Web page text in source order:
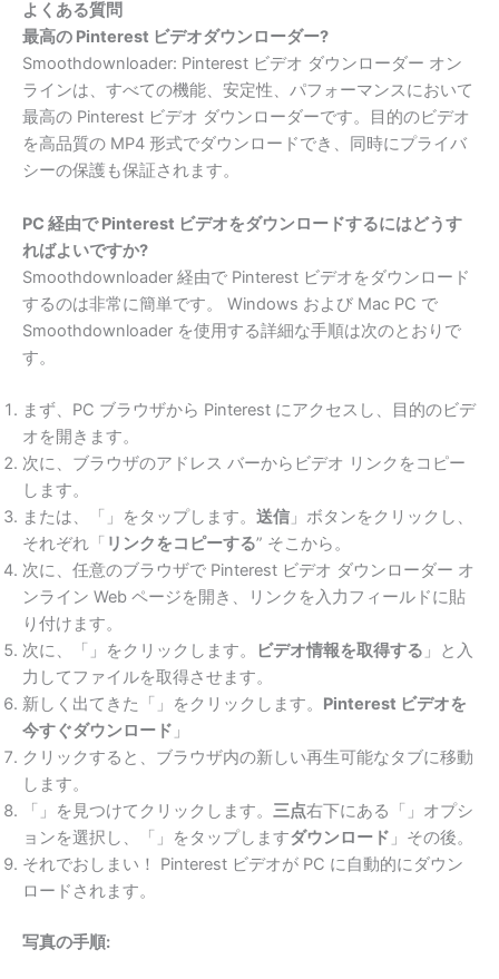
よくある質問
最高の Pinterest ビデオダウンローダー?
Smoothdownloader: Pinterest ビデオ ダウンローダー オン
ラインは、すべての機能、安定性、パフォーマンスにおいて
最高の Pinterest ビデオ ダウンローダーです。目的のビデオ
を高品質の MP4 形式でダウンロードでき、同時にプライバ
シーの保護も保証されます。
PC 経由で Pinterest ビデオをダウンロードするにはどうす
ればよいですか?
Smoothdownloader 経由で Pinterest ビデオをダウンロード
するのは非常に簡単です。 Windows および Mac PC で
Smoothdownloader を使用する詳細な手順は次のとおりで
す。
まず、PC ブラウザから Pinterest にアクセスし、目的のビデ
オを開きます。
次に、ブラウザのアドレス バーからビデオ リンクをコピー
します。
または、「」をタップします。 送信 」ボタンをクリックし、
それぞれ「 リンクをコピーする” そこから。
次に、任意のブラウザで Pinterest ビデオ ダウンローダー オ
ンライン Web ページを開き、リンクを入力フィールドに貼
り付けます。
次に、「」をクリックします。
ビデオ情報を取得する 」と入
力してファイルを取得させます。
新しく出てきた「」をクリックします。 Pinterest ビデオを
今すぐダウンロード 」
クリックすると、ブラウザ内の新しい再生可能なタブに移動
します。
「」を見つけてクリックします。 三点右下にある「」オプシ
ョンを選択し、「」をタップしますダウンロード 」その後。
それでおしまい！ Pinterest ビデオが PC に自動的にダウン
ロードされます。
写真の手順: